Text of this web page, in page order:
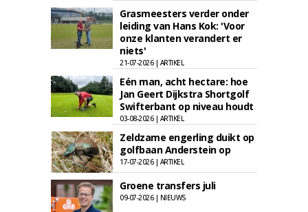
Grasmeesters verder onder
leiding van Hans Kok: 'Voor
onze klanten verandert er
niets'
21-07-2026 | ARTIKEL
Eén man, acht hectare: hoe
Jan Geert Dijkstra Shortgolf
Swifterbant op niveau houdt
03-08-2026 | ARTIKEL
Zeldzame engerling duikt op
golfbaan Anderstein op
17-07-2026 | ARTIKEL
Groene transfers juli
09-07-2026 | NIEUWS